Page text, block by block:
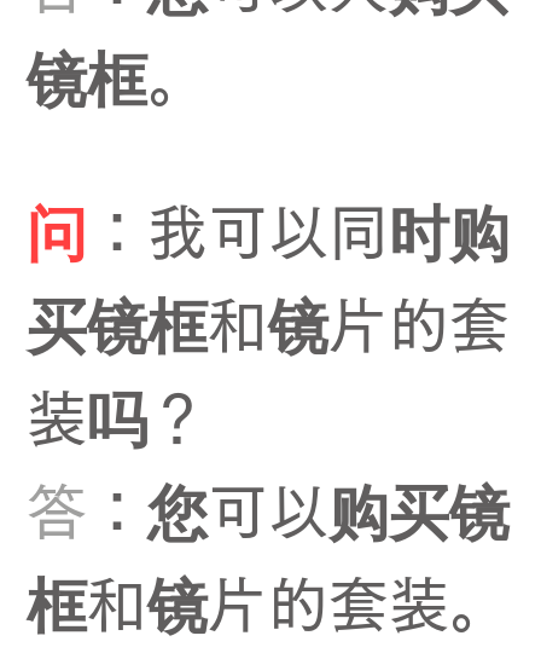
镜框。
问 ：我可以同时购
买镜框和镜片的套
装吗？
答 ：您可以购买镜
框和镜片的套装。